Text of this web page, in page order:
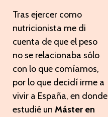
Tras ejercer como
nutricionista me di
cuenta de que el peso
no se relacionaba sólo
con lo que comíamos,
por lo que decidí irme a
vivir a España, en donde
estudié un Máster en